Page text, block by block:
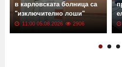
в карловската болница са
"изключително лоши"
11:00 05.08.2026 2906